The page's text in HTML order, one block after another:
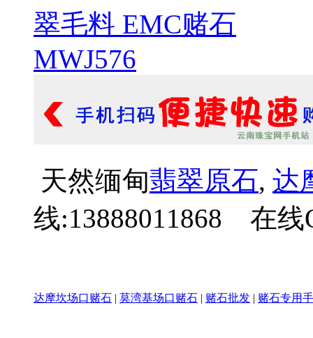
天然缅甸翡翠原石, 达
线:13888011868 在线
达摩坎场口赌石 | 莫湾基场口赌石 | 赌石批发 | 赌石专用